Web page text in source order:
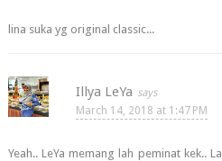
lina suka yg original classic...
Illya LeYa
March 14, 2018 at 1:47 PM
Yeah.. LeYa memang lah peminat kek..